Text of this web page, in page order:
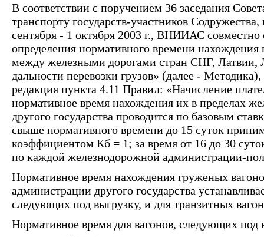
В соответствии с поручением 36 заседания
транспорту государств-участников
сентября - 1 октября 2003 г., ВНИИАС
определения нормативного времени нахождения
между железными дорогами стран СНГ, Латвии,
дальности перевозки грузов» (далее - Методика),
редакция пункта 4.11 Правил: «Начисление
нормативное время нахождения их в пределах
другого государства проводится по базовым
свыше нормативного времени до 15 суток
коэффициентом Кб = 1; за время от 16 до 30
по каждой железнодорожной администрации-
Нормативное время нахождения груженых
администрации другого государства
следующих под выгрузку, и для транзитных
Нормативное время для вагонов, следующих под